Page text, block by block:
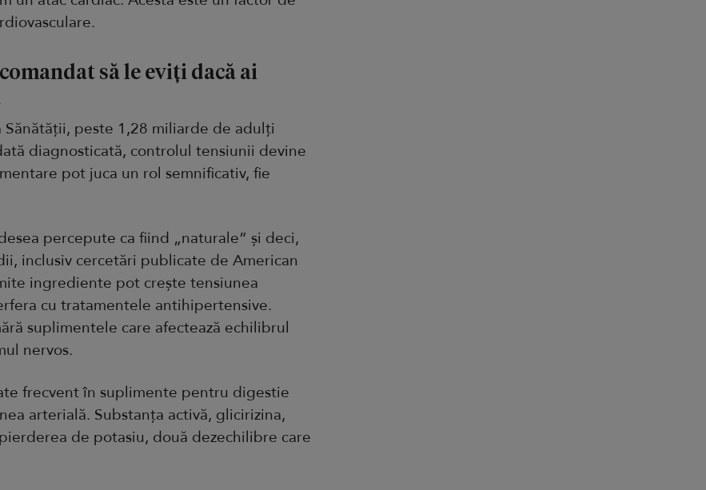
să le eviți dacă ai
peste 1,28 miliarde de adulți
diagnosticată, controlul tensiunii devine
pot juca un rol semnificativ, fie
percepute ca fiind „naturale” și deci,
inclusiv cercetări publicate de American
ingrediente pot crește tensiunea
cu tratamentele antihipertensive.
suplimentele care afectează echilibrul
nervos.
frecvent în suplimente pentru digestie
arterială. Substanța activă, glicirizina,
de potasiu, două dezechilibre care